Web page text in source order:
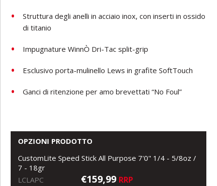
Struttura degli anelli in acciaio inox, con inserti in ossido
di titanio
Impugnature WinnÒ Dri-Tac split-grip
Esclusivo porta-mulinello Lews in grafite SoftTouch
Ganci di ritenzione per amo brevettati “No Foul”
OPZIONI PRODOTTO
CustomLite Speed Stick All Purpose 7'0" 1/4 - 5/8oz /
7 - 18gr
LCLAPC
€159,99 RRP